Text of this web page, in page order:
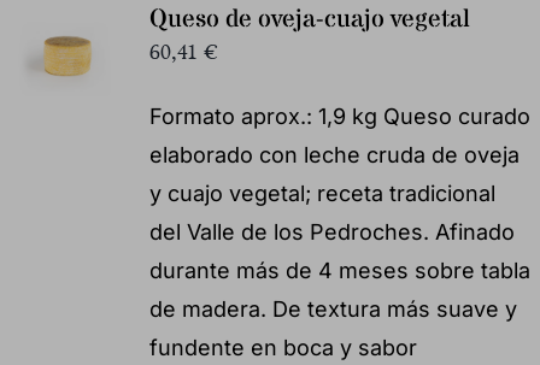
Queso de oveja-cuajo vegetal
60,41 €
Formato aprox.: 1,9 kg Queso curado
elaborado con leche cruda de oveja
y cuajo vegetal; receta tradicional
del Valle de los Pedroches. Afinado
durante más de 4 meses sobre tabla
de madera. De textura más suave y
fundente en boca y sabor